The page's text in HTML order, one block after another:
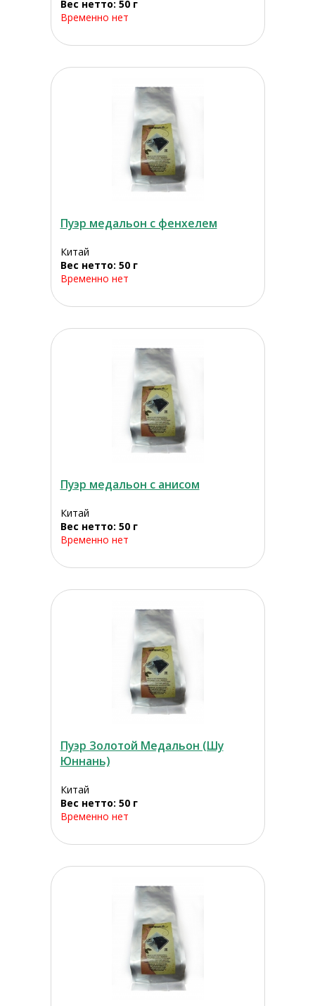
Вес нетто: 50 г
Временно нет
Пуэр медальон с фенхелем
Китай
Вес нетто: 50 г
Временно нет
Пуэр медальон с анисом
Китай
Вес нетто: 50 г
Временно нет
Пуэр Золотой Медальон (Шу
Юннань)
Китай
Вес нетто: 50 г
Временно нет